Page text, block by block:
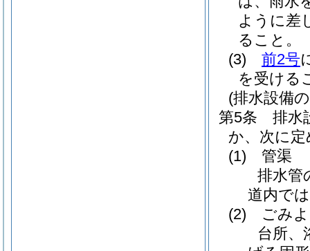
ように差
ること。
(3)
前2号
を受ける
(排水設備
第5条
排水
か、次に
(1)
管渠
排水管
道内で
(2)
ごみ
台所、